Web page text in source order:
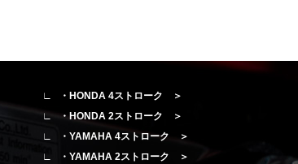
・HONDA 4ストローク ＞
・HONDA 2ストローク ＞
・YAMAHA 4ストローク ＞
・YAMAHA 2ストローク ＞